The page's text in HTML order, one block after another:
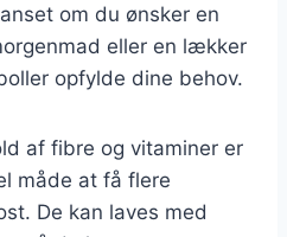
om du ønsker en
eller en lækker
opfylde dine behov.
af fibre og vitaminer er
måde at få flere
De kan laves med